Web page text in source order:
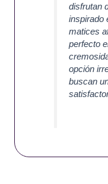
disfrutan
inspirado
matices
perfecto
opción
buscan